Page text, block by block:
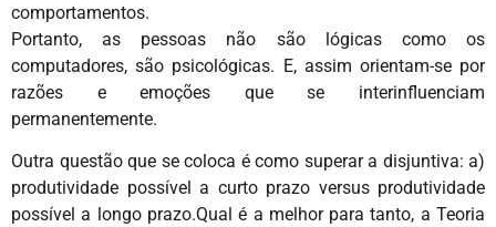
comportamentos.
Portanto, as pessoas não são lógicas como os
computadores, são psicológicas. E, assim orientam-se por
razões e emoções que se interinfluenciam
permanentemente.
Outra questão que se coloca é como superar a disjuntiva: a)
produtividade possível a curto prazo versus produtividade
possível a longo prazo.Qual é a melhor para tanto, a Teoria